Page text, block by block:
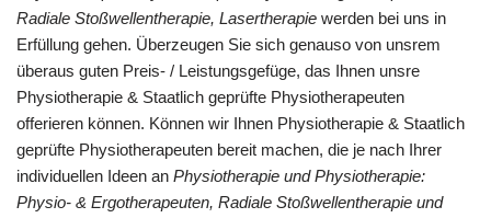
Radiale Stoßwellentherapie, Lasertherapie werden bei uns in
Erfüllung gehen. Überzeugen Sie sich genauso von unsrem
überaus guten Preis- / Leistungsgefüge, das Ihnen unsre
Physiotherapie & Staatlich geprüfte Physiotherapeuten
offerieren können. Können wir Ihnen Physiotherapie & Staatlich
geprüfte Physiotherapeuten bereit machen, die je nach Ihrer
individuellen Ideen an Physiotherapie und Physiotherapie:
Physio- & Ergotherapeuten, Radiale Stoßwellentherapie und